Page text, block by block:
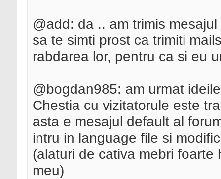
@add: da .. am trimis
sa te simti prost ca trimiti
rabdarea lor, pentru ca si eu
@bogdan985: am urmat
Chestia cu vizitatorule este
asta e mesajul default al
intru in language file si
(alaturi de cativa mebri
meu)